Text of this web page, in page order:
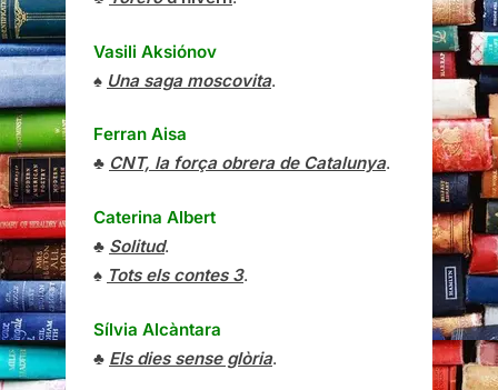
Vasili Aksiónov
♠ Una saga moscovita.
Ferran Aisa
♣ CNT, la força obrera de Catalunya.
Caterina Albert
♣ Solitud.
♠ Tots els contes 3.
Sílvia Alcàntara
♣ Els dies sense glòria.